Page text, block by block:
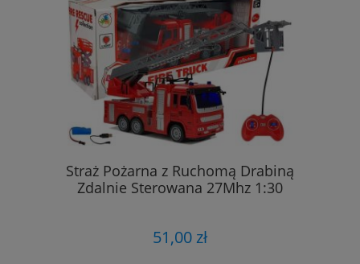
Straż Pożarna z Ruchomą Drabiną
Zdalnie Sterowana 27Mhz 1:30
51,00 zł